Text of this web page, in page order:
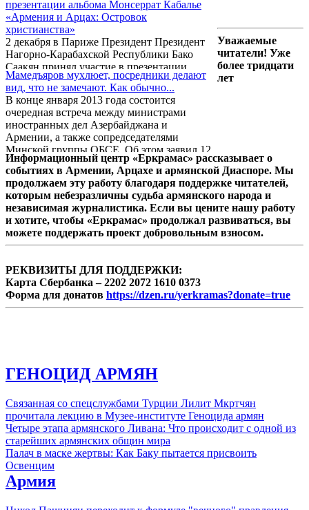
азербайджанский информационный портал
«Хаккин.аз» со ссылкой на радио «Свобода.
презентации альбома Монсеррат Кабалье
«Армения и Арцах: Островок
христианства»
2 декабря в Париже Президент Президент
Нагорно-Карабахской Республики Бако
Саакян принял участие в презентации
альбома Монсеррат Кабалье «Армения и
Арцах: Островок христианства», об этом
Новости Армении – NEWS.am сообщили в
пресс-службе президента НКР.
Мамедъяров мухлюет, посредники делают
вид, что не замечают. Как обычно...
В конце января 2013 года состоится
очередная встреча между министрами
иностранных дел Азербайджана и
Армении, а также сопредседателями
Минской группы ОБСЕ. Об этом заявил 12
декабря министр иностранных дел
Азербайджана Эльмар Мамедъяров,
сообщает АПА. По его словам, на встрече
будут обсуждены новые идеи посредников
по урегулированию нагорно-карабахского
конфликта. При этом азербайджанский
дипломат не уточнил, о каких “новых
предложениях” может идти речь.
Уважаемые
читатели! Уже
более тридцати
лет
Информационный центр «Еркрамас» рассказывает о
событиях в Армении, Арцахе и армянской Диаспоре. Мы
продолжаем эту работу благодаря поддержке читателей,
которым небезразличны судьба армянского народа и
независимая журналистика. Если вы цените нашу работу
и хотите, чтобы «Еркрамас» продолжал развиваться, вы
можете поддержать проект добровольным взносом.
РЕКВИЗИТЫ ДЛЯ ПОДДЕРЖКИ:
Карта Сбербанка – 2202 2072 1610 0373
Форма для донатов https://dzen.ru/yerkramas?donate=true
ГЕНОЦИД АРМЯН
Связанная со спецслужбами Турции Лилит Мкртчян
прочитала лекцию в Музее-институте Геноцида армян
Четыре этапа армянского Ливана: Что происходит с одной из
старейших армянских общин мира
Палач в маске жертвы: Как Баку пытается присвоить
Освенцим
Армия